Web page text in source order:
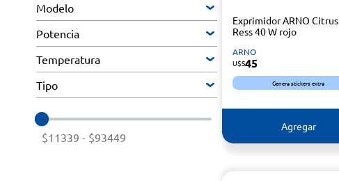
Modelo
Potencia
Temperatura
Tipo
$11339 - $93449
Exprimidor ARNO Citrus
Ress 40 W rojo
ARNO
U$S45
Genera stickers extra
Agregar